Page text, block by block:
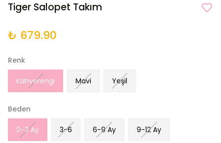
Tiger Salopet Takım
₺ 679.90
Renk
Kahverengi Mavi Yeşil
Beden
0-3 Ay 3-6 6-9 Ay 9-12 Ay